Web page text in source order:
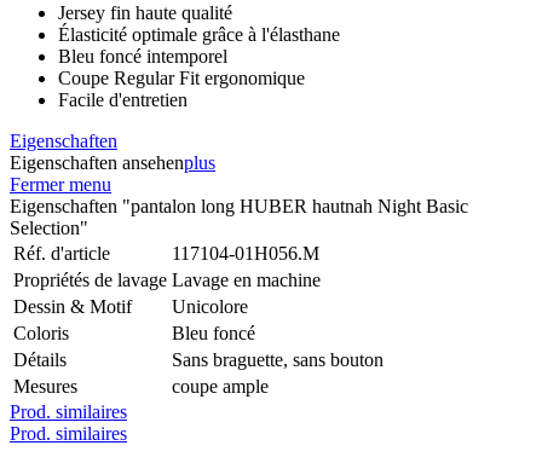
Jersey fin haute qualité
Élasticité optimale grâce à l'élasthane
Bleu foncé intemporel
Coupe Regular Fit ergonomique
Facile d'entretien
Eigenschaften
Eigenschaften ansehenplus
Fermer menu
Eigenschaften "pantalon long HUBER hautnah Night Basic
Selection"
Réf. d'article
117104-01H056.M
Propriétés de lavage Lavage en machine
Dessin & Motif
Unicolore
Coloris
Bleu foncé
Détails
Sans braguette, sans bouton
Mesures
coupe ample
Prod. similaires
Prod. similaires